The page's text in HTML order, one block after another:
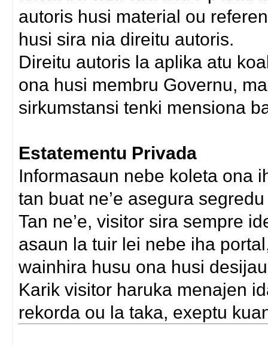
autoris husi material ou
husi sira nia direitu autoris.
Direitu autoris la aplika atu
ona husi membru Governu,
sirkumstansi tenki mensiona
Estatementu Privada
Informasaun nebe koleta ona
tan buat ne’e asegura
Tan ne’e, visitor sira sempre
asaun la tuir lei nebe iha
wainhira husu ona husi
Karik visitor haruka menajen
rekorda ou la taka, exeptu